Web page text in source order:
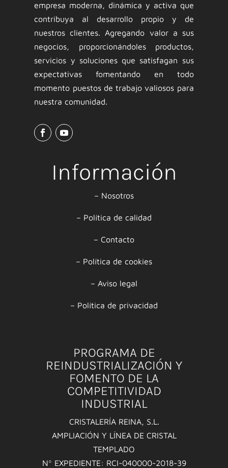
empresa moderna, dinámica y activa que
contribuya al desarrollo propio y de
nuestros clientes. Agregando valor a sus
negocios, proporcionándoles productos,
servicios y soluciones que satisfagan sus
expectativas fomentando en todo
momento puestos de trabajo valiosos para
nuestra comunidad.
Información
– Nosotros
– Política de calidad
– Contacto
– Política de cookies
– Aviso legal
– Política de privacidad
PROGRAMA DE
REINDUSTRIALIZACIÓN Y
FOMENTO DE LA
COMPETITIVIDAD
INDUSTRIAL
CRISTALERÍA REINA, S.L.
AMPLIACIÓN Y LÍNEA DE CRISTAL
TEMPLADO
Nº EXPEDIENTE: RCI-040000-2018-39